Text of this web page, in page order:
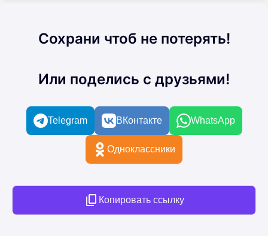
Сохрани чтоб не потерять!
Или поделись с друзьями!
Telegram ВКонтакте WhatsApp
Одноклассники
Копировать ссылку